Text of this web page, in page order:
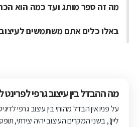
מה זה ספר מותג ועד כמה הוא
באלו כלים אתם משתמשים לעיצוב
מה ההבדל בין עיצוב גרפי לפרינט
על פניו אין הבדל מהותי בין עיצוב גרפי
ליין), בשני המקרים העיצוב יהיה יצירתי,